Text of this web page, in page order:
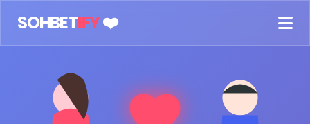
SOHBETIFY❤️